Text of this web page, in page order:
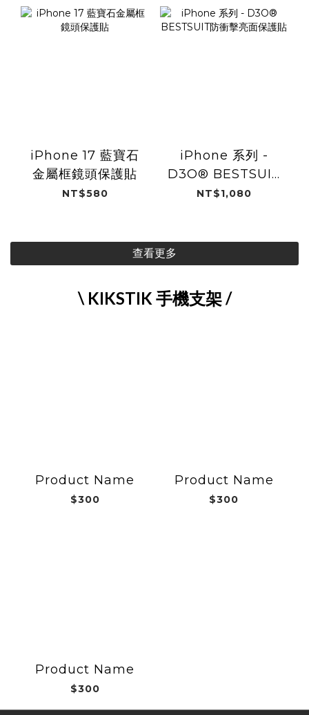
iPhone 17 藍寶石
金屬框鏡頭保護貼
NT$580
iPhone 系列 -
D3O® BESTSUIT
防衝擊亮面保護貼
NT$1,080
查看更多
\ KIKSTIK 手機支架 /
Product Name
$300
Product Name
$300
Product Name
$300